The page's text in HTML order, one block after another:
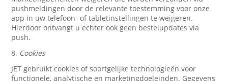
pushmeldingen door de relevante toestemming voor onze
app in uw telefoon- of tabletinstellingen te weigeren.
Hierdoor ontvangt u echter ook geen bestelupdates via
push.
8. Cookies
JET gebruikt cookies of soortgelijke technologieën voor
functionele, analytische en marketingdoeleinden. Gegevens